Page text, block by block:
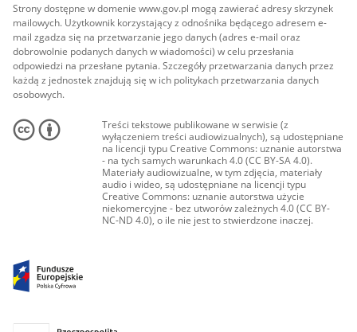
Strony dostępne w domenie www.gov.pl mogą zawierać adresy skrzynek
mailowych. Użytkownik korzystający z odnośnika będącego adresem e-
mail zgadza się na przetwarzanie jego danych (adres e-mail oraz
dobrowolnie podanych danych w wiadomości) w celu przesłania
odpowiedzi na przesłane pytania. Szczegóły przetwarzania danych przez
każdą z jednostek znajdują się w ich politykach przetwarzania danych
osobowych.
Treści tekstowe publikowane w serwisie (z
wyłączeniem treści audiowizualnych), są udostępniane
na licencji typu Creative Commons: uznanie autorstwa
- na tych samych warunkach 4.0 (CC BY-SA 4.0).
Materiały audiowizualne, w tym zdjęcia, materiały
audio i wideo, są udostępniane na licencji typu
Creative Commons: uznanie autorstwa użycie
niekomercyjne - bez utworów zależnych 4.0 (CC BY-
NC-ND 4.0), o ile nie jest to stwierdzone inaczej.